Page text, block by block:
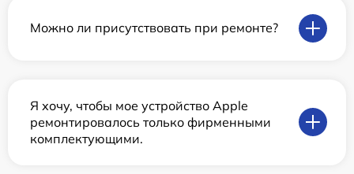
Можно ли присутствовать при ремонте?
Я хочу, чтобы мое устройство Apple
ремонтировалось только фирменными
комплектующими.